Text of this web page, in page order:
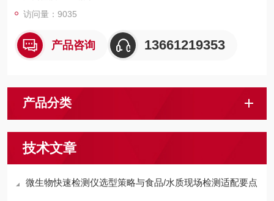
访问量：9035
产品咨询 13661219353
产品分类
技术文章
微生物快速检测仪选型策略与食品/水质现场检测适配要点